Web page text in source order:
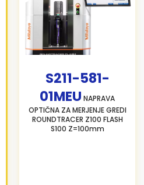
S211-581-
01MEU NAPRAVA
OPTIČNA ZA MERJENJE GREDI
ROUNDTRACER Z100 FLASH
S100 Z=100mm